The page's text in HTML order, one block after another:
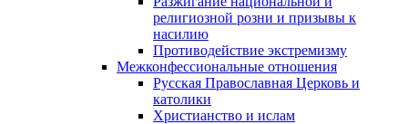
религиозной розни и призывы к
насилию
Противодействие экстремизму
Межконфессиональные отношения
Русская Православная Церковь и
католики
Христианство и ислам